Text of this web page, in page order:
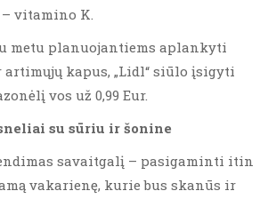
vitamino K.
metu planuojantiems aplankyti
kapus, „Lidl“ siūlo įsigyti
vos už 0,99 Eur.
su sūriu ir šonine
savaitgalį – pasigaminti itin
vakarienę, kurie bus skanūs ir